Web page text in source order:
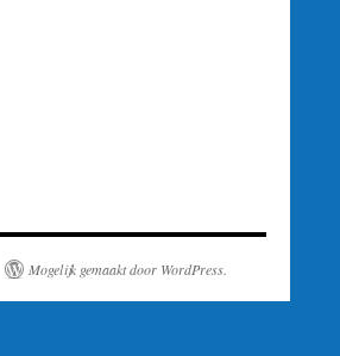
Mogelijk gemaakt door WordPress.